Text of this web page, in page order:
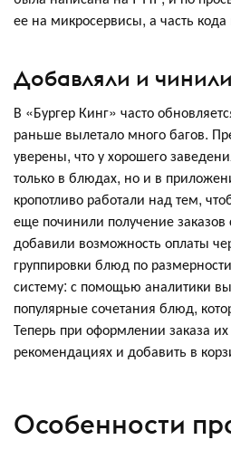
ее на микросервисы, а часть
Добавляли и чинили
В «Бургер Кинг» часто
раньше вылетало много багов.
уверены, что у хорошего
только в блюдах, но и в
кропотливо работали над тем,
еще починили получение заказов
добавили возможность оплаты
группировки блюд по
систему: с помощью аналитики
популярные сочетания блюд,
Теперь при оформлении заказа
рекомендациях и добавить в
Особенности